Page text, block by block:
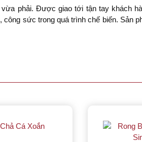
phải. Được giao tới tận tay khách
sức trong quá trình chế biến. Sản